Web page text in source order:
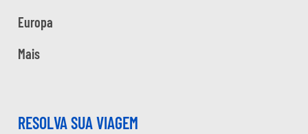
Europa
Mais
RESOLVA SUA VIAGEM